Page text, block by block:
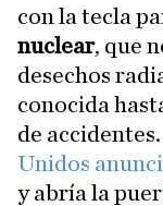
con la tecla
nuclear, que
desechos
conocida
de
Unidos
y abría la